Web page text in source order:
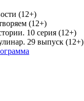
(12+)
(12+)
10 серия (12+)
29 выпуск (12+)